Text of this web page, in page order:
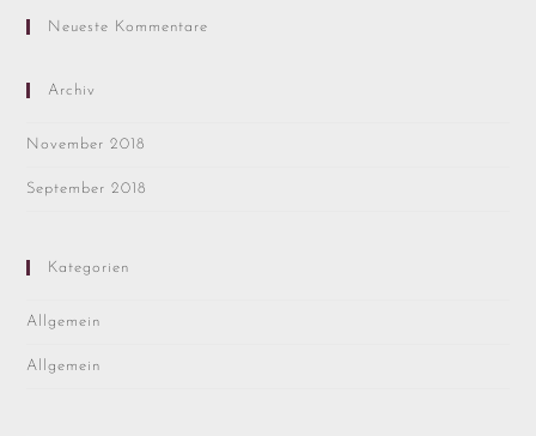
Neueste Kommentare
Archiv
November 2018
September 2018
Kategorien
Allgemein
Allgemein